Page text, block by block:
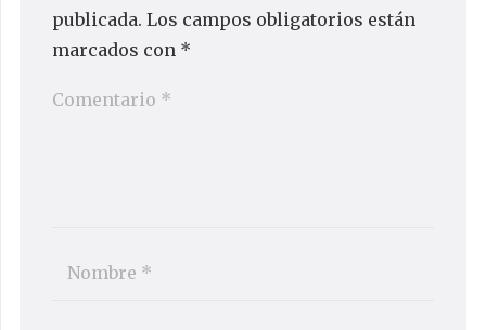
publicada. Los campos obligatorios están
marcados con *